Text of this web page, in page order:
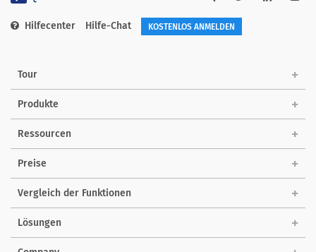
Hilfecenter Hilfe-Chat KOSTENLOS ANMELDEN
Tour
Produkte
Ressourcen
Preise
Vergleich der Funktionen
Lösungen